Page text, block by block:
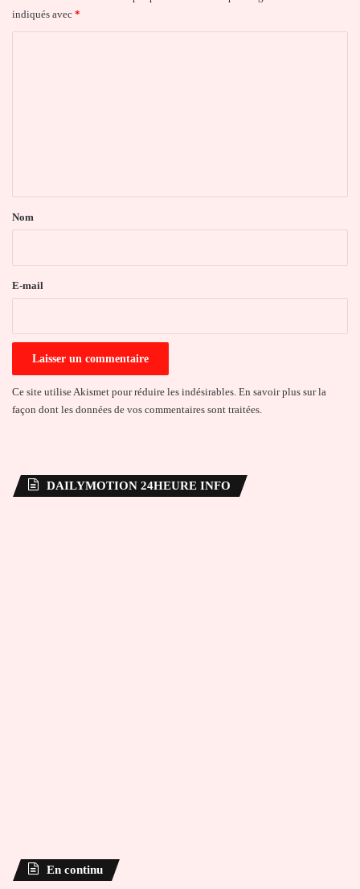
indiqués avec *
a
e
Nom
E-mail
Ce site utilise Akismet pour réduire les indésirables. En savoir plus sur la
façon dont les données de vos commentaires sont traitées.
DAILYMOTION 24HEURE INFO
En continu